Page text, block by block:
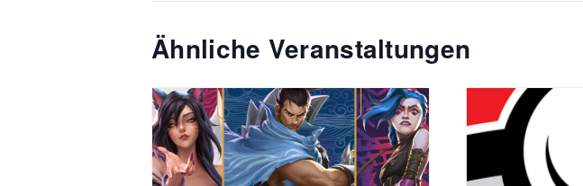
Ähnliche Veranstaltungen